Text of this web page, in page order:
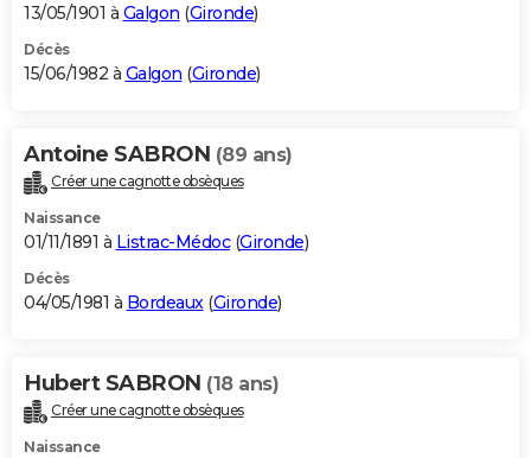
13/05/1901 à Galgon (Gironde)
Décès
15/06/1982 à Galgon (Gironde)
Antoine SABRON (89 ans)
Créer une cagnotte obsèques
Naissance
01/11/1891 à Listrac-Médoc(Gironde)
Décès
04/05/1981 à Bordeaux(Gironde)
Hubert SABRON (18 ans)
Créer une cagnotte obsèques
Naissance